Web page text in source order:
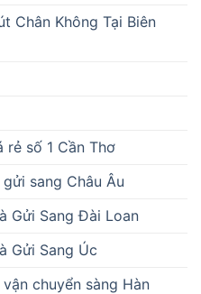
Chân Không Tại Biên
rẻ số 1 Cần Thơ
sang Châu Âu
Gửi Sang Đài Loan
Gửi Sang Úc
chuyển sàng Hàn